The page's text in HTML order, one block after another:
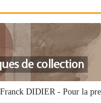
Franck DIDIER - Pour la